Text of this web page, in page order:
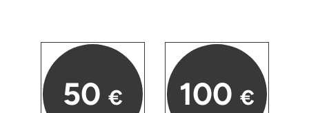
50 € 100 €